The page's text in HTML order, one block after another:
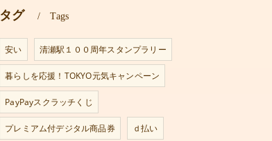
タグ Tags
安い 清瀬駅１００周年スタンプラリー
暮らしを応援！TOKYO元気キャンペーン
PayPayスクラッチくじ
プレミアム付デジタル商品券 ｄ払い